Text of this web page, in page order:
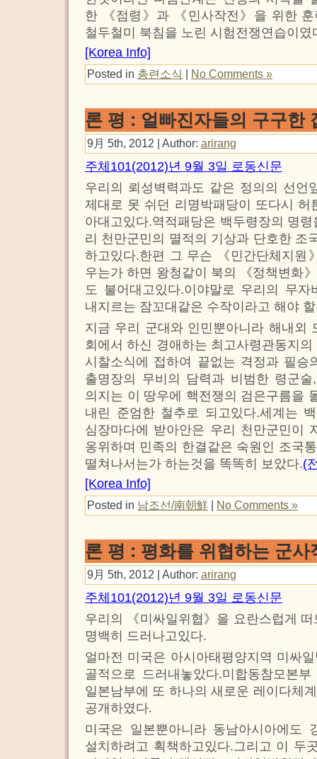
한 《점령》과 《민사작전》을 위한
철두철미 북침을 노린 시험전쟁연습이였
[Korea Info]
Posted in 총련소식 | No Comments »
론 평 : 얼빠진자들의 구구한
9月 5th, 2012 | Author: arirang
주체101(2012)년 9월 3일 로동신문
우리의 뢰성벽력과도 같은 정의의 선언
제대로 못 쉬던 리명박패당이 또다시
아대고있다.역적패당은 백두령장의 명
리 천만군민의 멸적의 기상과 단호한 조
하고있다.한편 그 무슨 《민간단체지원
우는가 하면 왕청같이 북의 《정책변화
도 불어대고있다.이야말로 우리의 무
내지르는 잠꼬대같은 수작이라고 해야
지금 우리 군대와 인민뿐아니라 해내외
회에서 하신 경애하는 최고사령관동지
시찰소식에 접하여 끝없는 격정과 필승
출명장의 무비의 담력과 비범한 령군
의지는 이 땅우에 핵전쟁의 검은구름을
내린 준엄한 철추로 되고있다.세계는
심장마다에 받아안은 우리 천만군민이
옹위하며 민족의 한결같은 숙원인 조국
떨쳐나서는가 하는것을 똑똑히 보았다.(
[Korea Info]
Posted in 남조선/南朝鮮 | No Comments »
론 평 : 평화를 위협하는 군사
9月 5th, 2012 | Author: arirang
주체101(2012)년 9월 3일 로동신문
우리의 《미싸일위협》을 요란스럽게
명백히 드러나고있다.
얼마전 미국은 아시아태평양지역 미싸
골적으로 드러내놓았다.미합동참모본
일본남부에 또 하나의 새로운 레이다체
공개하였다.
미국은 일본뿐아니라 동남아시아에도
설치하려고 획책하고있다.그리고 이 두